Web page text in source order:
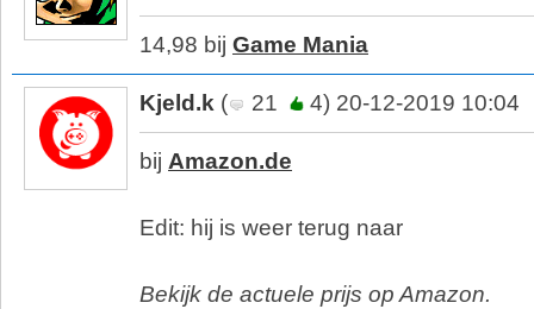
14,98 bij Game Mania
Kjeld.k ( 21 4) 20-12-2019 10:04
bij Amazon.de
Edit: hij is weer terug naar
Bekijk de actuele prijs op Amazon.